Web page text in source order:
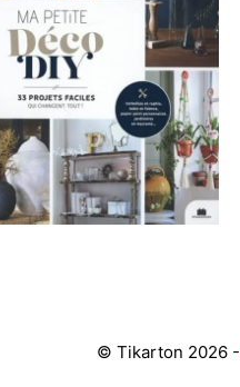
© Tikarton 2026 -